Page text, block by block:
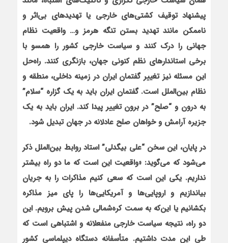
پیشنهاد توقیف کشتی‌های خارجی یا تهدیدهای بی‌اثر و
ناممکن مانند تهدید بستن تنگه هرمز و… واقعیت نظام
جهانی را درک کنند و سیاست خارجی کشور را همسو با
برخی استاندارهای نظم کنونی جهان، بازنگری کنند. راه‌حل
اين مسئله نيز تغيير گفتمان ايران در زمينه داخلي، منطقه و
نظام بين‌الملل است. گفتمان ايران بايد به يک گزاره “سلام”
به درون و “صلح” در برون تغيير پيدا کند. ايران بايد به يک
جزيره آرامش و خواهان صلح عادلانه در جهان تبديل شود.
در پایان، این سخن “علی بیگدلی” استاد روابط بین‌الملل ذکر
می‌شود که می‌گوید: «واقعیت این است که ما دو راه بیشتر
نداریم. یکی این است که سعی کنیم مذاکرات را به جریان
بیاندازیم و اروپایی‌ها و آمریکایی‌ها را پای میز مذاکره
بکشانیم یا این‌که به سمت کره‌شمالی شدن پیش برویم. این
دو راه، نتیجه سیاست خارجی منفعلانه و اشتباهی است که
طی این مدت داشتیم. متأسفانه دستگاه دیپلماسی کشور